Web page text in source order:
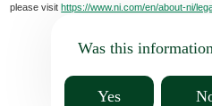
please visithttps://www.ni.com/en/about-ni/
Was this
Yes